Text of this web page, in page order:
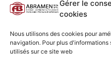
Gérer le
cookies
Nous utilisons des cookies pour
navigation. Pour plus
utilisés sur ce site web
+32
Hutteweg 5